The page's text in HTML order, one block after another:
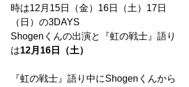
時は12月15日（金）16日（土）17日
（日）の3DAYS
Shogenくんの出演と『虹の戦士』語り
は12月16日（土）
『虹の戦士』語り中にShogenくんから